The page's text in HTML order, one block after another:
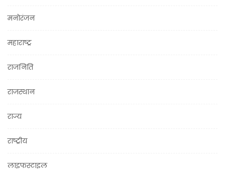
मनोरंजन
महाराष्ट्र
राजनिति
राजस्थान
राज्य
राष्ट्रीय
लाइफस्टाइल